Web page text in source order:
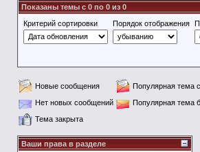
Показаны темы с 0 по 0 из 0
Критерий сортировки
Порядок отображения
Новые сообщения
Популярная тема
Нет новых сообщений
Популярная тема
Тема закрыта
Ваши права в разделе